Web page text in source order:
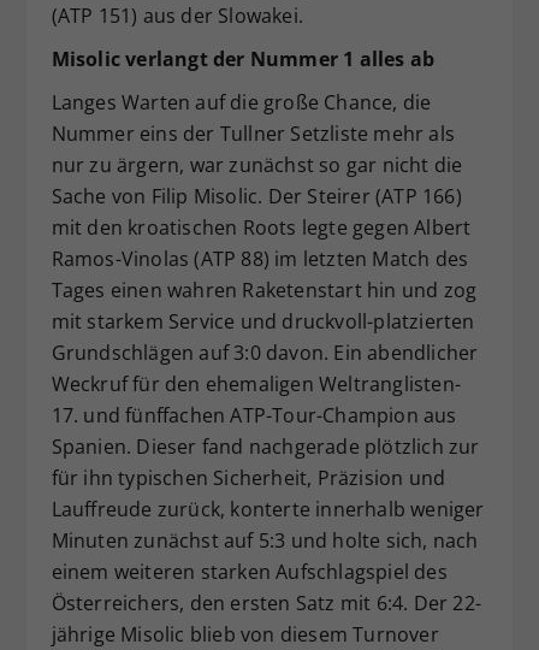
(ATP 151) aus der Slowakei.
Misolic verlangt der Nummer 1 alles ab
Langes Warten auf die große Chance, die
Nummer eins der Tullner Setzliste mehr als
nur zu ärgern, war zunächst so gar nicht die
Sache von Filip Misolic. Der Steirer (ATP 166)
mit den kroatischen Roots legte gegen Albert
Ramos-Vinolas (ATP 88) im letzten Match des
Tages einen wahren Raketenstart hin und zog
mit starkem Service und druckvoll-platzierten
Grundschlägen auf 3:0 davon. Ein abendlicher
Weckruf für den ehemaligen Weltranglisten-
17. und fünffachen ATP-Tour-Champion aus
Spanien. Dieser fand nachgerade plötzlich zur
für ihn typischen Sicherheit, Präzision und
Lauffreude zurück, konterte innerhalb weniger
Minuten zunächst auf 5:3 und holte sich, nach
einem weiteren starken Aufschlagspiel des
Österreichers, den ersten Satz mit 6:4. Der 22-
jährige Misolic blieb von diesem Turnover